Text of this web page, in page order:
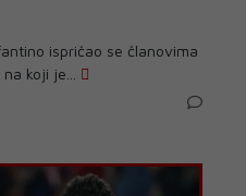
ispričao se članovima
koji je...